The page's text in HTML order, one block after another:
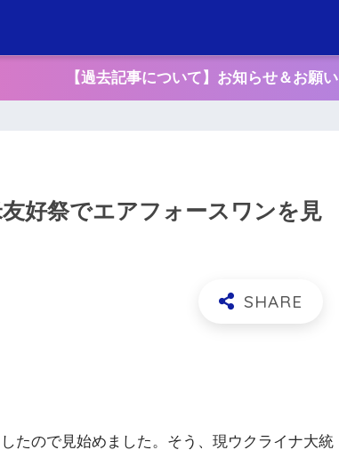
【過去記事について】お知らせ＆お願い
好祭でエアフォースワンを見
たので見始めました。そう、現ウクライナ大統